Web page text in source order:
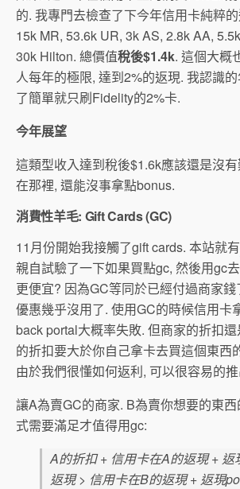
的. 我專門去檢查了下今年信用卡純粹
15k MR, 53.6k UR, 3k AS, 2.8k AA,
30k Hilton. 總價值稅後$1.4k. 這個大概
人每年的極限, 達到2%的返現. 我認識
了簡單就只刷Fidelity的2%卡.
今年展望
這類型收入達到稅後$1.6k應該還是沒
在那裡, 還能沒事拿點bonus.
消費性羊毛: Gift Cards (GC)
11月份開始我接觸了gift cards. 本站就有
親自試驗了一下如果買點gc, 然後用gc
更便宜? 因為GC等同於已經付過商家
優惠幾乎沒用了. 使用GC的時候信用卡
back portal大概率失敗. 但商家的折扣
的折扣要大於你自己拿卡去買這個東西
由於我們很懂如何返利, 可以很容易的
讓A為賣GC的商家. B為賣你想要的東
式需要滿足才值得用gc:
A的折扣 + 信用卡在A的返現 + 返
返現 > 信用卡在B的返現 + 返現